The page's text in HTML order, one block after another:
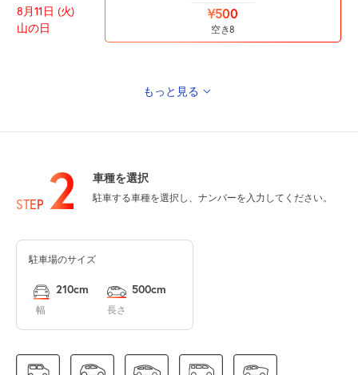
8月11日 (火)
山の日
¥500
空き8
8月13日 (木) 休
8月15日 (土) 休
もっと見る
STEP 2 車種を選択
駐車する車種を選択し、ナンバーを入力してください。
駐車場のサイズ
幅
210cm
長さ
500cm